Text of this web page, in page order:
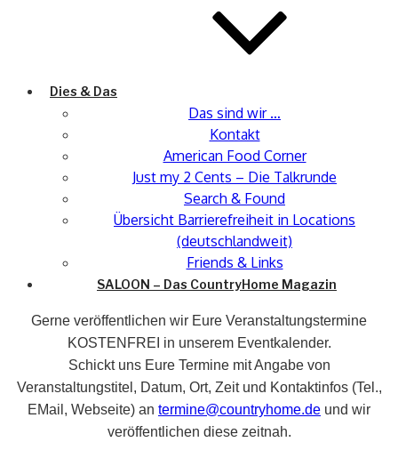
Dies & Das
Das sind wir …
Kontakt
American Food Corner
Just my 2 Cents – Die Talkrunde
Search & Found
Übersicht Barrierefreiheit in Locations
(deutschlandweit)
Friends & Links
SALOON – Das CountryHome Magazin
Gerne veröffentlichen wir Eure Veranstaltungstermine
KOSTENFREI in unserem Eventkalender.
Schickt uns Eure Termine mit Angabe von
Veranstaltungstitel, Datum, Ort, Zeit und Kontaktinfos (Tel.,
EMail, Webseite) an termine@countryhome.de und wir
veröffentlichen diese zeitnah.